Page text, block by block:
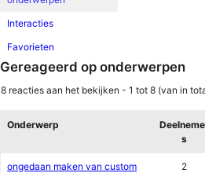
Interacties
Favorieten
Gereageerd op onderwerpen
8 reacties aan het bekijken - 1 tot 8 (van in
Onderwerp
s
ongedaan maken van custom
2